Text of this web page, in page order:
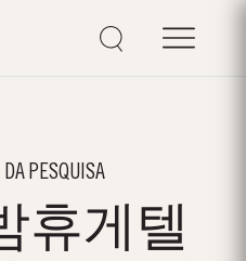
DA PESQUISA
휴게텔